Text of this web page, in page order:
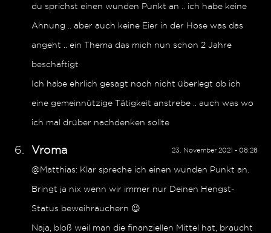
du sprichst einen wunden Punkt an .. ich habe keine
Ahnung .. aber auch keine Eier in der Hose was das
angeht .. ein Thema das mich nun schon 2 Jahre
beschäftigt
Ich habe ehrlich gesagt noch nicht überlegt ob ich
eine gemeinnützige Tätigkeit anstrebe .. auch was wo
ich mal drüber nachdenken sollte
23. November 2021 - 08:28
Vroma
@Matthias: Klar spreche ich einen wunden Punkt an.
Bringt ja nix wenn wir immer nur Deinen Hengst-
Status beweihräuchern 😉
Naja, bloß weil man die finanziellen Mittel hat, braucht